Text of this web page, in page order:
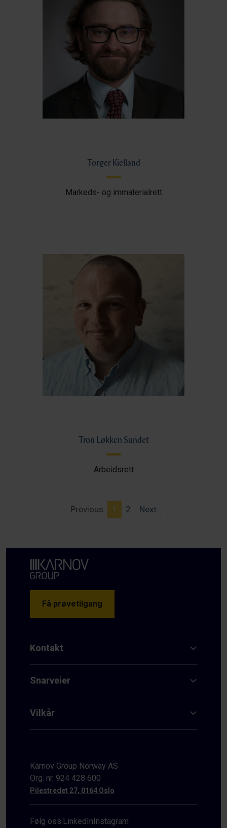
Torger Kielland
Markeds- og immaterialrett
Tron Løkken Sundet
Arbeidsrett
Previous 1 2 Next
Få prøvetilgang
Kontakt
Snarveier
Vilkår
Karnov Group Norway AS
Org. nr. 924 428 600
Pilestredet 27, 0164 Oslo
Følg oss:LinkedInInstagram